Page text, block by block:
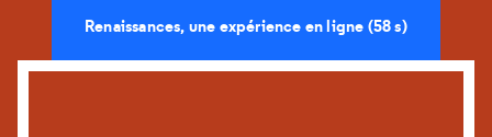
Renaissances, une expérience en ligne (58 s)